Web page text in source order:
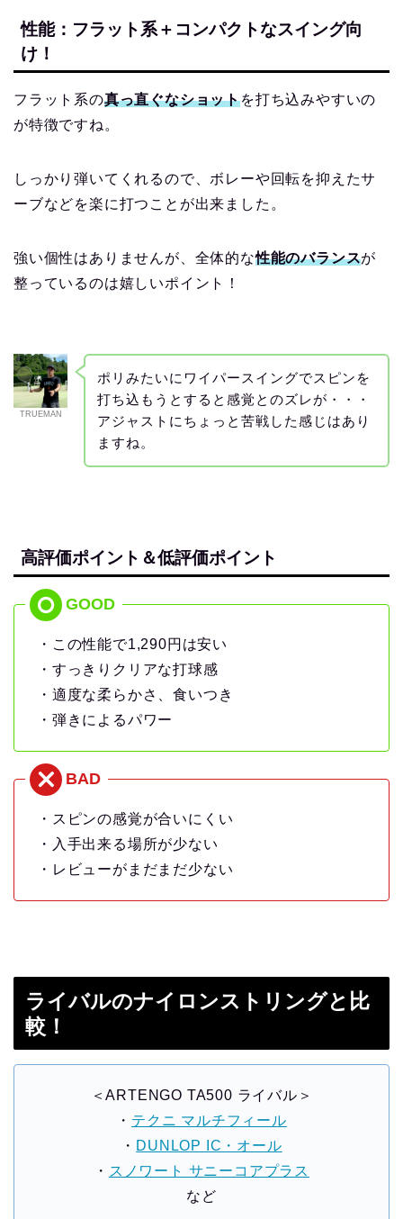
性能：フラット系＋コンパクトなスイング向
け！
フラット系の真っ直ぐなショットを打ち込みやすいの
が特徴ですね。
しっかり弾いてくれるので、ボレーや回転を抑えたサ
ーブなどを楽に打つことが出来ました。
強い個性はありませんが、全体的な性能のバランスが
整っているのは嬉しいポイント！
TRUEMAN
ポリみたいにワイパースイングでスピンを
打ち込もうとすると感覚とのズレが・・・
アジャストにちょっと苦戦した感じはあり
ますね。
高評価ポイント＆低評価ポイント
・この性能で1,290円は安い
・すっきりクリアな打球感
・適度な柔らかさ、食いつき
・弾きによるパワー
・スピンの感覚が合いにくい
・入手出来る場所が少ない
・レビューがまだまだ少ない
ライバルのナイロンストリングと比
較！
＜ARTENGO TA500 ライバル＞
・ テクニ マルチフィール
・ DUNLOP IC・オール
・ スノワート サニーコアプラス
など